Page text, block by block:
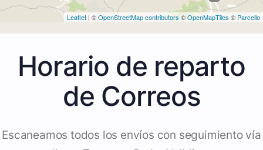
Leaflet | ©OpenStreetMap contributors ©OpenMapTiles © Parcello
Horario de reparto
de Correos
Escaneamos todos los envíos con seguimiento vía